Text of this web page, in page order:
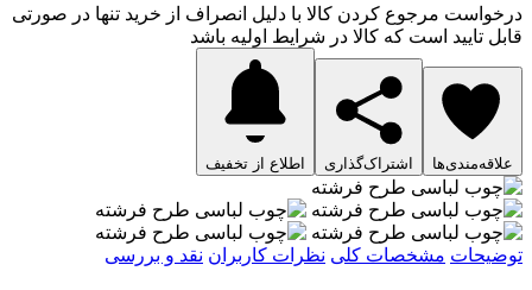
درخواست مرجوع کردن کالا با دلیل انصراف از خرید تنها در صورتی
قابل تایید است که کالا در شرایط اولیه باشد
علاقه‌مندی‌ها اشتراک‌گذاری اطلاع از تخفیف
توضیحات مشخصات کلی نظرات کاربران نقد و بررسی